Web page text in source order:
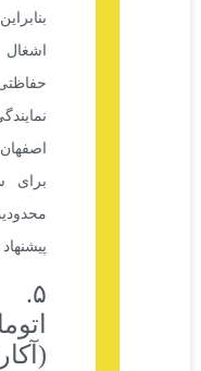
بنابراین فضای ورودی را
اشغال نمی‌کنند. دفتر
حفاظتی کیمیا، به‌عنوان
نمایندگی درب برقی در
اصفهان، این مدل را
برای ساختمان‌هایی که
محدودیت فضا دارند،
۵. درب‌های
اتوماتیک تاشو
(آکاردئونی)